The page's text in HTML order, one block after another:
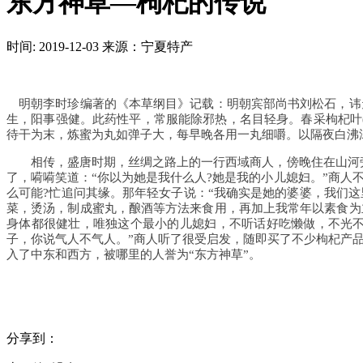
时间: 2019-12-03 来源：宁夏特产
明朝李时珍编著的《本草纲目》记载：明朝宾部尚书刘松石，
生，阳事强健。此药性平，常服能除邪热，名目轻身。春采枸杞
待干为末，炼蜜为丸如弹子大，每早晚各用一丸细嚼。以隔夜白
相传，盛唐时期，丝绸之路上的一行西域商人，傍晚住在山河
了，嗬嗬笑道：“你以为她是我什么人?她是我的小儿媳妇。”商
么可能?忙追问其缘。那年轻女子说：“我确实是她的婆婆，我们
菜，烫汤，制成蜜丸，酿酒等方法来食用，再加上我常年以素食
身体都很健壮，唯独这个最小的儿媳妇，不听话好吃懒做，不
子，你说气人不气人。”商人听了很受启发，随即买了不少枸杞
入了中东和西方，被哪里的人誉为“东方神草”。
分享到：